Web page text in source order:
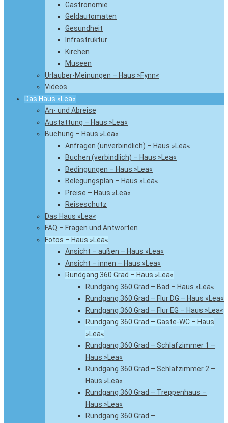
Gastronomie
Geldautomaten
Gesundheit
Infrastruktur
Kirchen
Museen
Urlauber-Meinungen – Haus »Fynn«
Videos
Das Haus »Lea«
An- und Abreise
Austattung – Haus »Lea«
Buchung – Haus »Lea«
Anfragen (unverbindlich) – Haus »Lea«
Buchen (verbindlich) – Haus »Lea«
Bedingungen – Haus »Lea«
Belegungsplan – Haus »Lea«
Preise – Haus »Lea«
Reiseschutz
Das Haus »Lea«
FAQ – Fragen und Antworten
Fotos – Haus »Lea«
Ansicht – außen – Haus »Lea«
Ansicht – innen – Haus »Lea«
Rundgang 360 Grad – Haus »Lea«
Rundgang 360 Grad – Bad – Haus »Lea«
Rundgang 360 Grad – Flur DG – Haus »Lea«
Rundgang 360 Grad – Flur EG – Haus »Lea«
Rundgang 360 Grad – Gäste-WC – Haus
»Lea«
Rundgang 360 Grad – Schlafzimmer 1 –
Haus »Lea«
Rundgang 360 Grad – Schlafzimmer 2 –
Haus »Lea«
Rundgang 360 Grad – Treppenhaus –
Haus »Lea«
Rundgang 360 Grad –